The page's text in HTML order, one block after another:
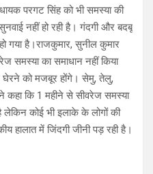
परगट सिंह को भी समस्या की
नहीं हो रही है। गंदगी और बदबू
गया है।राजकुमार, सुनील कुमार
समस्या का समाधान नहीं किया
घेरने को मजबूर होंगे। सेमु, तेलु,
कि 1 महीने से सीवरेज समस्या
लेकिन कोई भी इलाके के लोगों की
हालात में जिंदगी जीनी पड़ रही है।